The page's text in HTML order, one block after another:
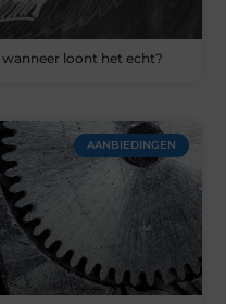
loont het echt?
AANBIEDINGEN